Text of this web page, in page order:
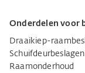
Onderdelen voor
Draaikiep-
Schuifdeurbeslagen
Raamonderhoud